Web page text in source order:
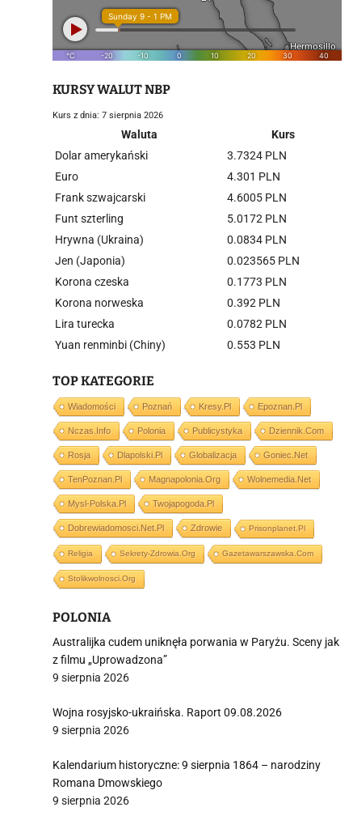
KURSY WALUT NBP
Kurs z dnia: 7 sierpnia 2026
Waluta
Kurs
Dolar amerykański
3.7324 PLN
Euro
4.301 PLN
Frank szwajcarski
4.6005 PLN
Funt szterling
5.0172 PLN
Hrywna (Ukraina)
0.0834 PLN
Jen (Japonia)
0.023565 PLN
Korona czeska
0.1773 PLN
Korona norweska
0.392 PLN
Lira turecka
0.0782 PLN
Yuan renminbi (Chiny)
0.553 PLN
TOP KATEGORIE
Wiadomości Poznań Kresy.pl Epoznan.pl
Nczas.info Polonia Publicystyka Dziennik.com
Rosja Dlapolski.pl Globalizacja Goniec.net
TenPoznan.pl Magnapolonia.org Wolnemedia.net
Mysl-Polska.pl Twojapogoda.pl
Dobrewiadomosci.net.pl Zdrowie Prisonplanet.pl
Religia Sekrety-Zdrowia.org Gazetawarszawska.com
Stolikwolnosci.org
POLONIA
Australijka cudem uniknęła porwania w Paryżu. Sceny jak
z filmu „Uprowadzona”
9 sierpnia 2026
Wojna rosyjsko-ukraińska. Raport 09.08.2026
9 sierpnia 2026
Kalendarium historyczne: 9 sierpnia 1864 – narodziny
Romana Dmowskiego
9 sierpnia 2026